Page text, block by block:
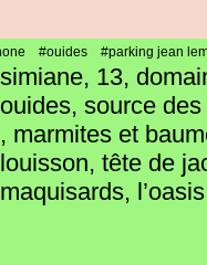
#ouides #parking jean
simiane, 13,
ouides, source
, marmites et
louisson, tête de
maquisards,